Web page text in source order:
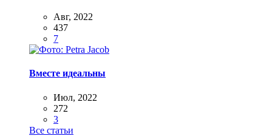
Авг, 2022
437
7
Вместе идеальны
Июл, 2022
272
3
Все статьи